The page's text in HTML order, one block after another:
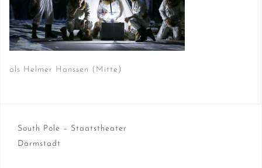
als Helmer Hanssen (Mitte)
Beitragsnavigation
South Pole – Staatstheater
Darmstadt